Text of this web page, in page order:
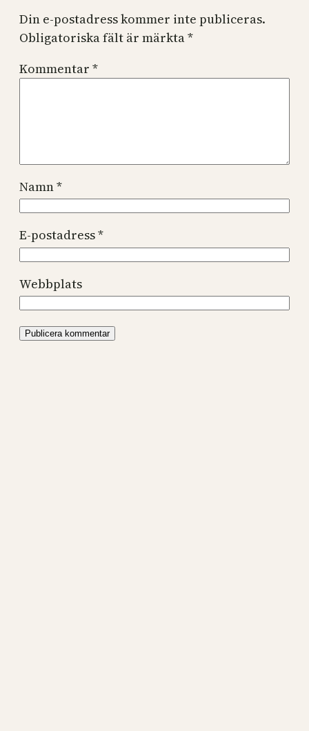
Din e-postadress kommer inte publiceras.
Obligatoriska fält är märkta*
Kommentar *
Namn*
E-postadress*
Webbplats